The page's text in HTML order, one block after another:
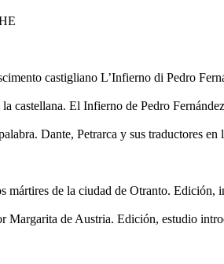
castigliano L’Infierno di Pedro
castellana. El Infierno de Pedro
Dante, Petrarca y sus traductores
mártires de la ciudad de Otranto.
Margarita de Austria. Edición, estudio